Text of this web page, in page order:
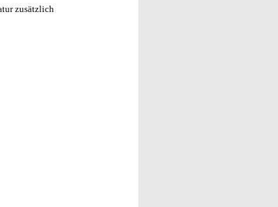
zusätzlich